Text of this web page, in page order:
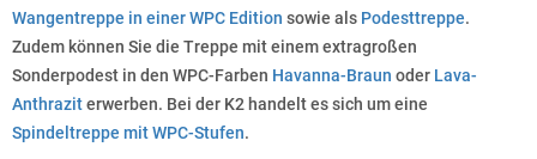
Wangentreppe in einer WPC Edition sowie als Podesttreppe.
Zudem können Sie die Treppe mit einem extragroßen
Sonderpodest in den WPC-Farben Havanna-Braun oder Lava-
Anthraziterwerben. Bei der K2 handelt es sich um eine
Spindeltreppe mit WPC-Stufen.